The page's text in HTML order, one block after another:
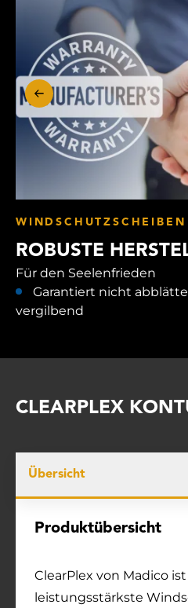
WINDSCHUTZSCHEIBEN
ROBUSTE
Für den Seelenfrieden
Garantiert nicht
vergilbend
CLEARPLEX
Übersicht
Produktübersicht
ClearPlex von Madico
leistungsstärkste